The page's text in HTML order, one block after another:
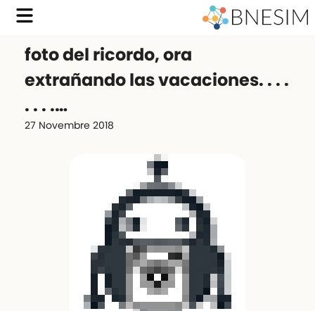
foto del ricordo, ora
extrañando las vacaciones. . . .
. . . .…
27 Novembre 2018